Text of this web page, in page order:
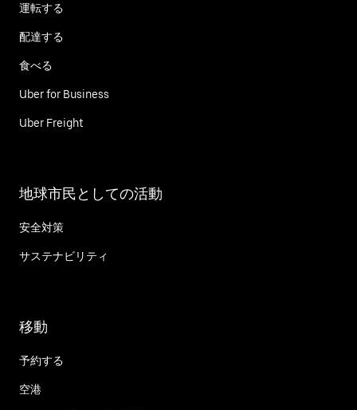
運転する
配達する
食べる
Uber for Business
Uber Freight
地球市民としての活動
安全対策
サステナビリティ
移動
予約する
空港